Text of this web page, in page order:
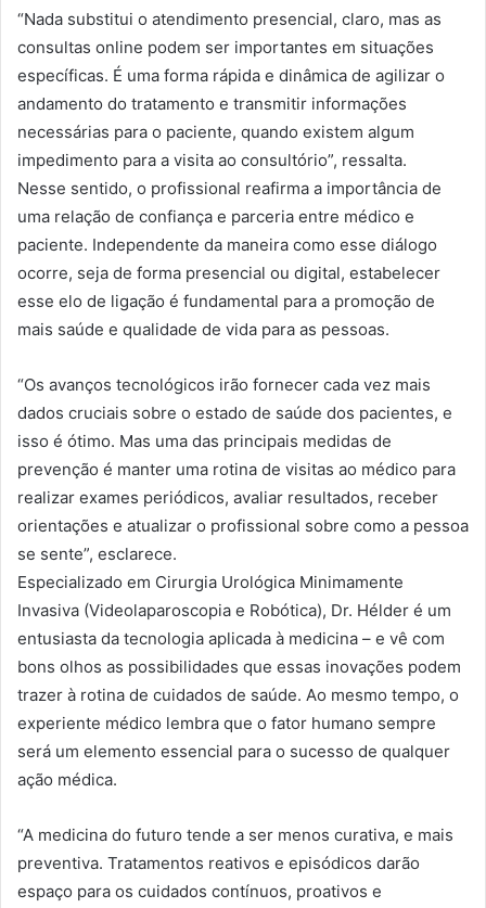
“Nada substitui o atendimento presencial, claro, mas as
consultas online podem ser importantes em situações
específicas. É uma forma rápida e dinâmica de agilizar o
andamento do tratamento e transmitir informações
necessárias para o paciente, quando existem algum
impedimento para a visita ao consultório”, ressalta.
Nesse sentido, o profissional reafirma a importância de
uma relação de confiança e parceria entre médico e
paciente. Independente da maneira como esse diálogo
ocorre, seja de forma presencial ou digital, estabelecer
esse elo de ligação é fundamental para a promoção de
mais saúde e qualidade de vida para as pessoas.
“Os avanços tecnológicos irão fornecer cada vez mais
dados cruciais sobre o estado de saúde dos pacientes, e
isso é ótimo. Mas uma das principais medidas de
prevenção é manter uma rotina de visitas ao médico para
realizar exames periódicos, avaliar resultados, receber
orientações e atualizar o profissional sobre como a pessoa
se sente”, esclarece.
Especializado em Cirurgia Urológica Minimamente
Invasiva (Videolaparoscopia e Robótica), Dr. Hélder é um
entusiasta da tecnologia aplicada à medicina – e vê com
bons olhos as possibilidades que essas inovações podem
trazer à rotina de cuidados de saúde. Ao mesmo tempo, o
experiente médico lembra que o fator humano sempre
será um elemento essencial para o sucesso de qualquer
ação médica.
“A medicina do futuro tende a ser menos curativa, e mais
preventiva. Tratamentos reativos e episódicos darão
espaço para os cuidados contínuos, proativos e